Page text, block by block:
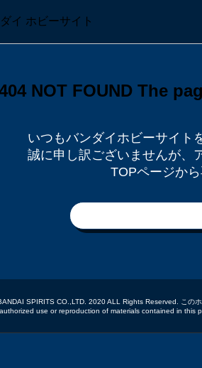
いつもバンダイホビーサイト
誠に申し訳ございませんが、
TOPページか
SPIRITS CO.,LTD. 2020 ALL Rights Reserved. この
use or reproduction of materials contained in this